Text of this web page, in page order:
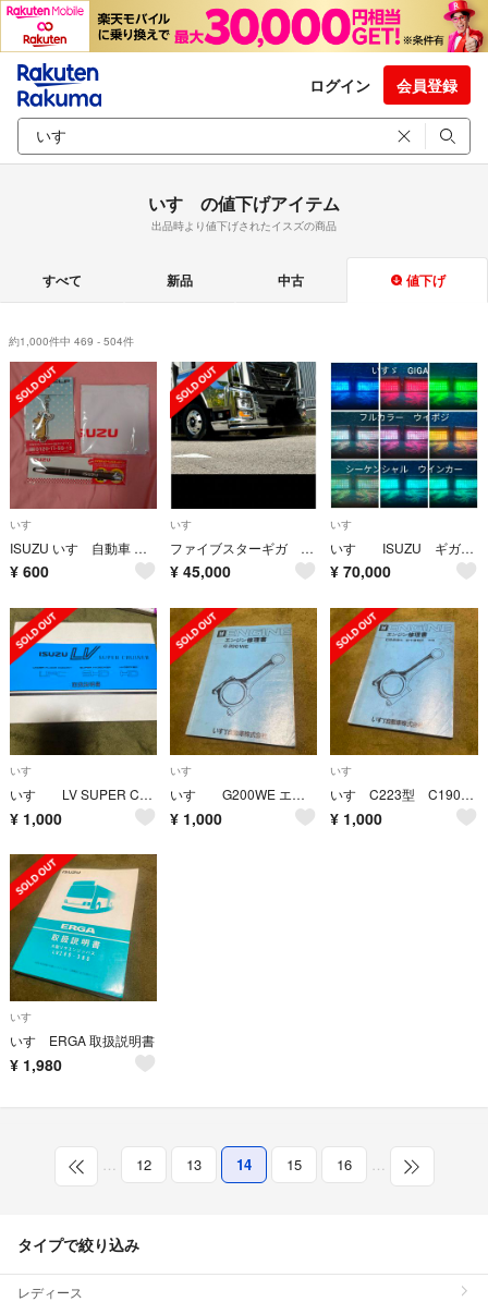
ログイン 会員登録
いすゞの値下げアイテム
出品時より値下げされたイスズの商品
すべて 新品 中古 値下げ
約1,000件中 469 - 504件
いすゞ
ISUZU いすゞ自動車 タッチペン タオル キーホルダー
¥ 600
いすゞ
ファイブスターギガ パイプバンパー
¥ 45,000
いすゞ
いすゞ ISUZU ギガ GIGA シーケンシャル LED ウインカー フルカラ
¥ 70,000
いすゞ
いすゞ LV SUPER CRUISER 取扱説明書
¥ 1,000
いすゞ
いすゞ G200WE エンジン修理書
¥ 1,000
いすゞ
いすゞC223型 C190型 エンジン修理書
¥ 1,000
いすゞ
いすゞERGA 取扱説明書
¥ 1,980
… 12 13 14 15 16 …
タイプで絞り込み
レディース